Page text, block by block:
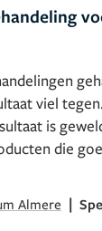
viel
is
die goed zijn
rustiger uit.
Almere |